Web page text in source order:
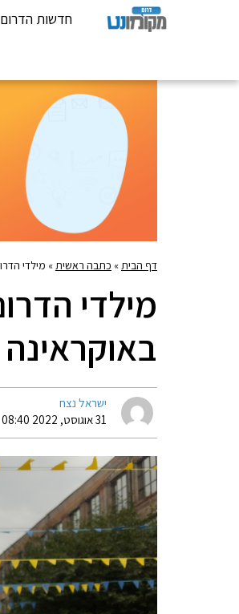
חדשות הדרום
דף הבית » כתבה ראשית » מילדי
מילדי
באוקראינה
ישראל נצח
31 אוגוסט, 2022 08:40